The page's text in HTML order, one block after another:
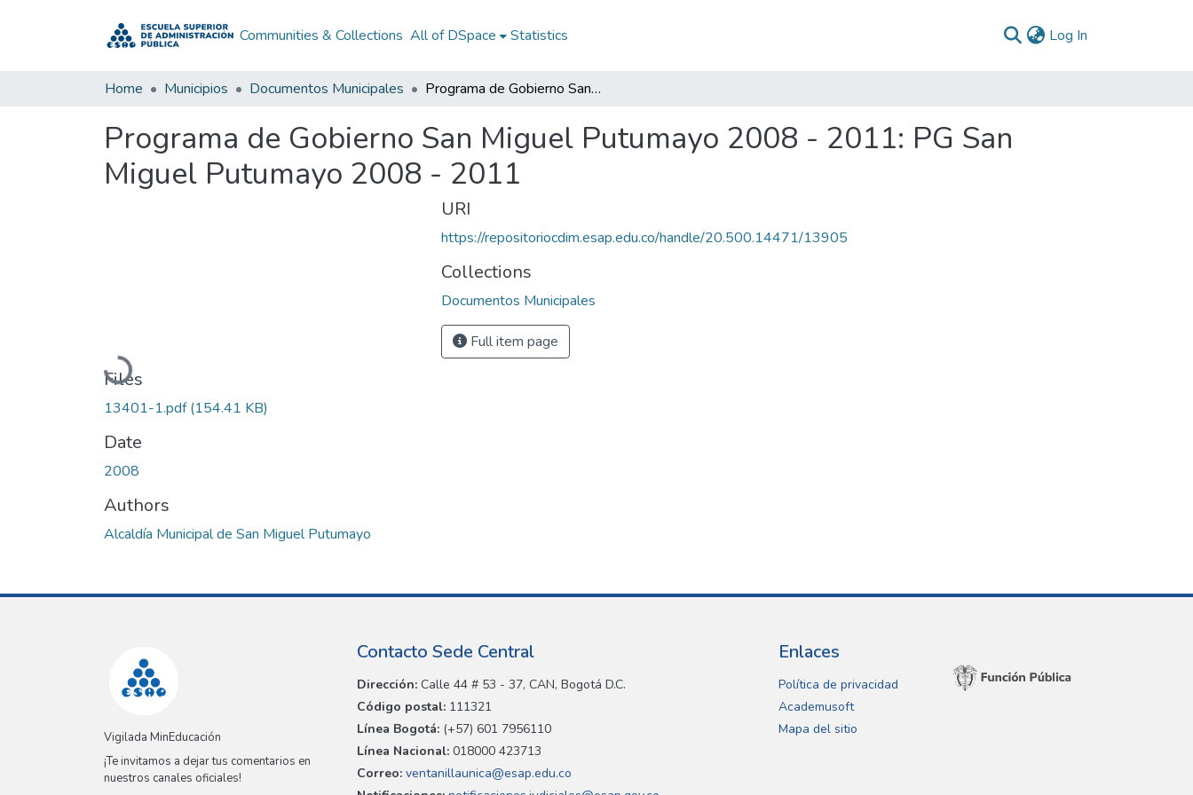
Communities & Collections All of DSpace Statistics Log In
Home Municipios Documentos Municipales Programa de Gobierno San Miguel Putumayo 2008 - 2011: PG San Miguel Putumayo 2008 - 2011
Programa de Gobierno San Miguel Putumayo 2008 - 2011: PG San
Miguel Putumayo 2008 - 2011
Loading...
Files
13401-1.pdf(154.41 KB)
Date
2008
Authors
Alcaldía Municipal de San Miguel Putumayo
URI
https://repositoriocdim.esap.edu.co/handle/20.500.14471/13905
Collections
Documentos Municipales
Full item page
Vigilada MinEducación
¡Te invitamos a dejar tus comentarios en
nuestros canales oficiales!
Contacto Sede Central
Dirección: Calle 44 # 53 - 37, CAN, Bogotá D.C.
Código postal: 111321
Línea Bogotá: (+57) 601 7956110
Línea Nacional: 018000 423713
Correo: ventanillaunica@esap.edu.co
Enlaces
Política de privacidad
Academusoft
Mapa del sitio